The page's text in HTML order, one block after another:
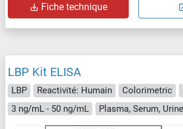
Fiche technique
LBP Kit ELISA
LBP Reactivité: Humain Colorimetric
3 ng/mL - 50 ng/mL
Plasma, Serum, Urine